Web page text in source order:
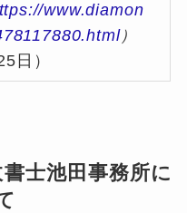
www.diamon
）
日）
士池田事務所に